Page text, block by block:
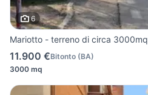
6
Mariotto - terreno di circa 3000mq
11.900 €Bitonto (BA)
3000 mq